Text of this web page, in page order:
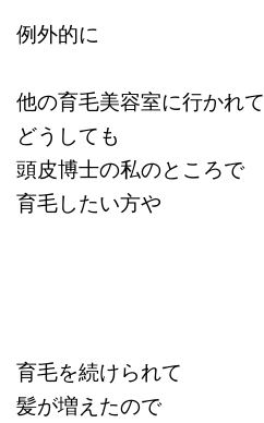
例外的に
他の育毛美容室に行かれて
どうしても
頭皮博士の私のところで
育毛したい方や
育毛を続けられて
髪が増えたので